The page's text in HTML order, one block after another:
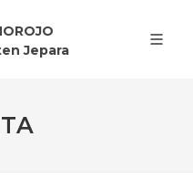
Jepara